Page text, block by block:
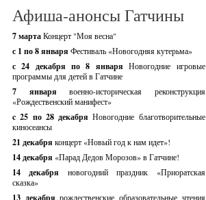
Афиша-анонсы Гатчины
7 мартаКонцерт "Моя весна"
с 1 по 8 января Фестиваль «Новогодняя кутерьма»
с 24 декабря по 8 январяНовогодние игровые
программы для детей в Гатчине
7 январявоенно-историческая реконструкция
«Рождественский манифест»
c 25 по 28 декабряНовогодние благотворительные
киносеансы
21 декабря концерт «Новый год к нам идет»!
14 декабря «Парад Дедов Морозов» в Гатчине!
14 декабря новогодний праздник «Приоратская
сказка»
13 декабрярождественские образовательные чтения